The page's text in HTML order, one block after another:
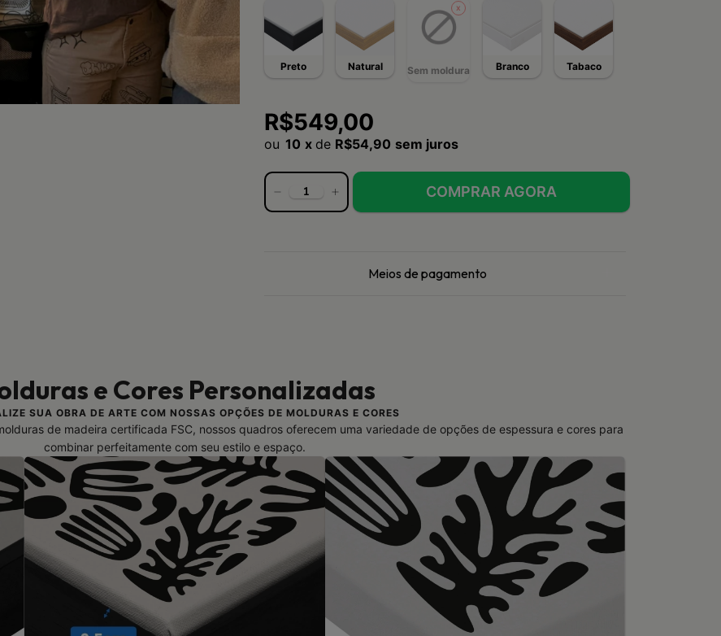
Preto Natural Sem moldura Branco Tabaco
R$549,00
10 x de R$54,90 sem juros
Meios de pagamento
e Cores Personalizadas
SUA OBRA DE ARTE COM NOSSAS OPÇÕES DE MOLDURAS E CORES
de madeira certificada FSC, nossos quadros oferecem uma variedade de opções de espessura e cores para
combinar perfeitamente com seu estilo e espaço.